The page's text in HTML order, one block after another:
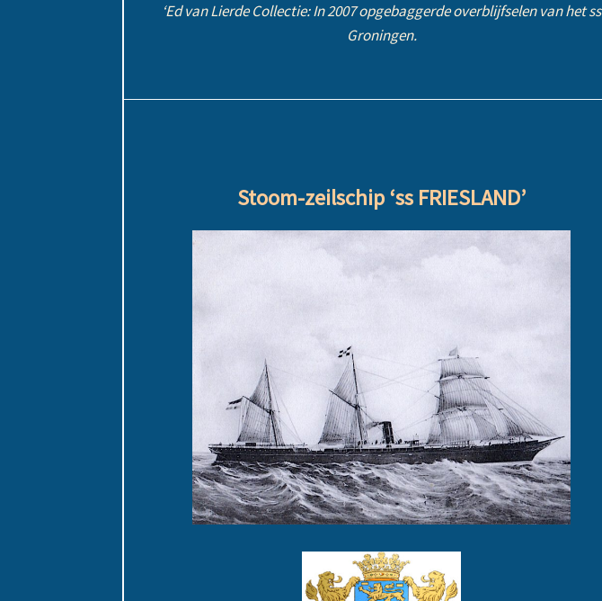
‘Ed van Lierde Collectie: In 2007 opgebaggerde overblijfselen van het ss
Groningen.
Stoom-zeilschip ‘ss FRIESLAND’